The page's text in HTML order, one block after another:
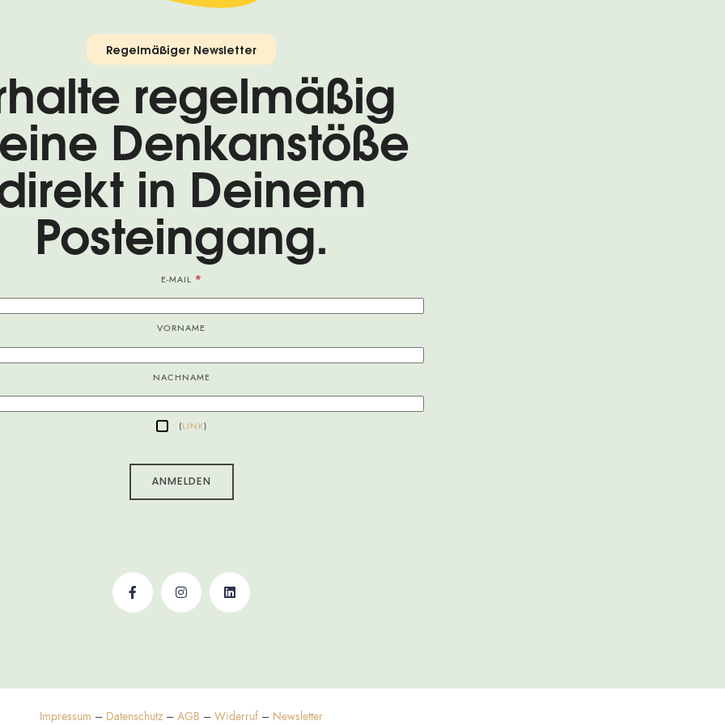
Regelmäßiger Newsletter
regelmäßig
Denkanstöße
in Deinem
Posteingang.
E-MAIL *
VORNAME
NACHNAME
(LINK)
Impressum – Datenschutz – AGB – Widerruf – Newsletter